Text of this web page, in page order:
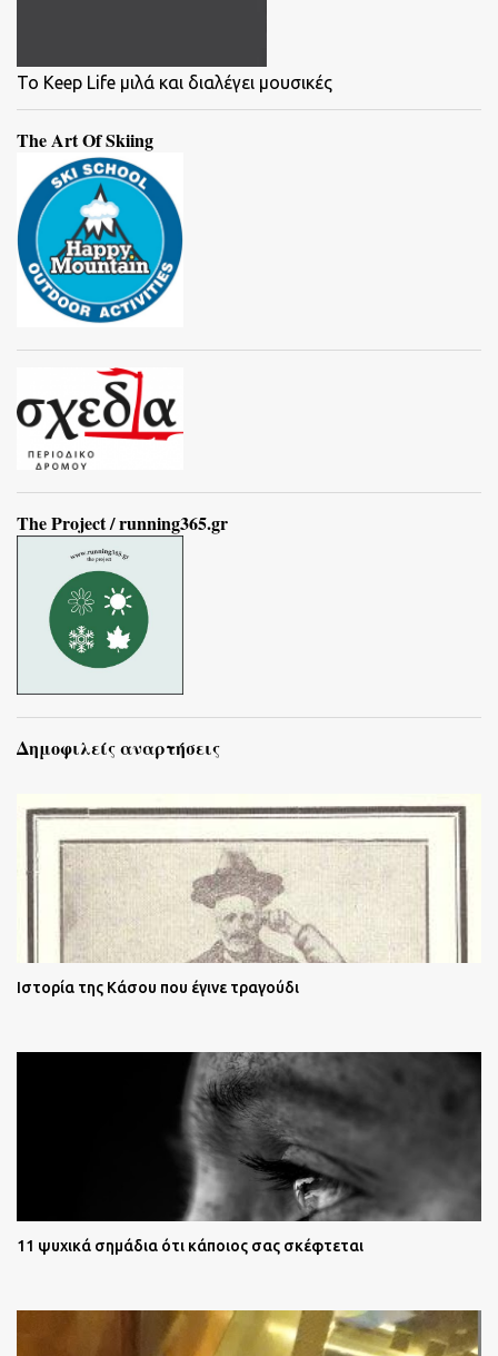
To Keep Life μιλά και διαλέγει μουσικές
The Art Of Skiing
The Project / running365.gr
Δημοφιλείς αναρτήσεις
Ιστορία της Κάσου που έγινε τραγούδι
11 ψυχικά σημάδια ότι κάποιος σας σκέφτεται